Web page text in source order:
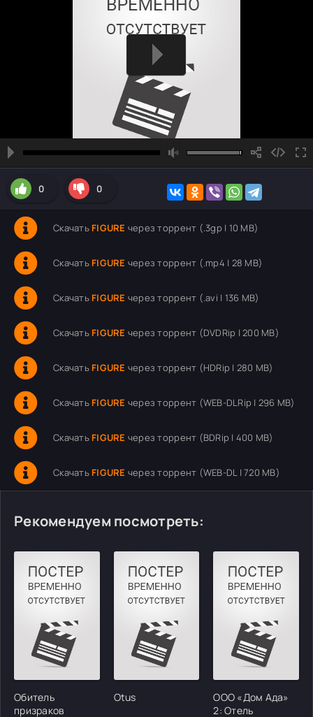
0 0
Скачать FIGURE через торрент (.3gp | 10 MB)
Скачать FIGURE через торрент (.mp4 | 28 MB)
Скачать FIGURE через торрент (.avi | 136 MB)
Скачать FIGURE через торрент (DVDRip | 200 MB)
Скачать FIGURE через торрент (HDRip | 280 MB)
Скачать FIGURE через торрент (WEB-DLRip | 296 MB)
Скачать FIGURE через торрент (BDRip | 400 MB)
Скачать FIGURE через торрент (WEB-DL | 720 MB)
Рекомендуем посмотреть:
Обитель
призраков
Otus
ООО «Дом Ада»
2: Отель